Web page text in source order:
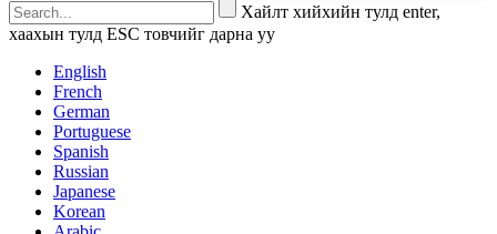
Хайлт хийхийн тулд enter,
хаахын тулд ESC товчийг дарна уу
English
French
German
Portuguese
Spanish
Russian
Japanese
Korean